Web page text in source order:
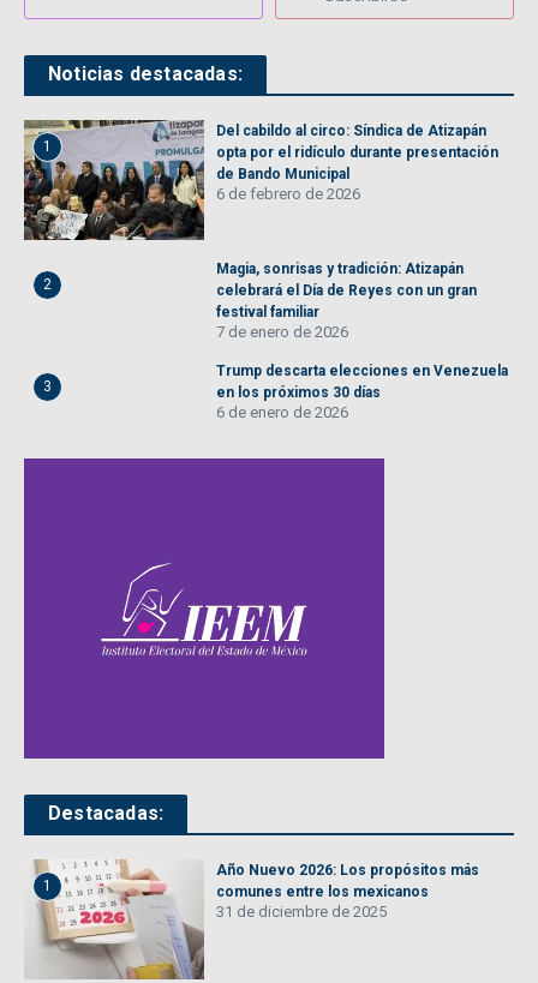
Noticias destacadas:
1
Del cabildo al circo: Síndica de Atizapán
opta por el ridículo durante presentación
de Bando Municipal
6 de febrero de 2026
2
Magia, sonrisas y tradición: Atizapán
celebrará el Día de Reyes con un gran
festival familiar
7 de enero de 2026
3
Trump descarta elecciones en Venezuela
en los próximos 30 días
6 de enero de 2026
Destacadas:
1
Año Nuevo 2026: Los propósitos más
comunes entre los mexicanos
31 de diciembre de 2025